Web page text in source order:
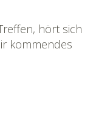
hört sich
kommendes